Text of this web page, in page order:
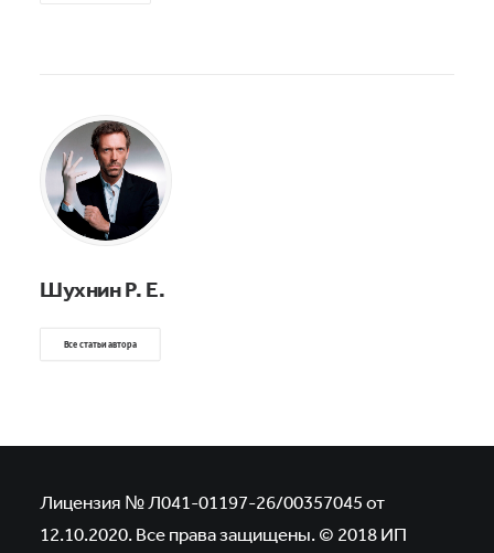
Шухнин Р. Е.
Все статьи автора
Лицензия № Л041-01197-26/00357045 от
12.10.2020. Все права защищены. © 2018 ИП